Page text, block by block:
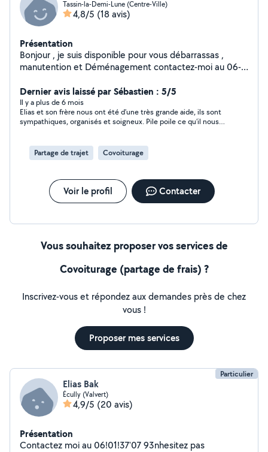
Tassin-la-Demi-Lune (Centre-Ville)
4,8/5 (18 avis)
Présentation
Bonjour , je suis disponible pour vous débarrassas ,
manutention et Déménagement contactez-moi au 06-
Dernier avis laissé par Sébastien : 5/5
Il y a plus de 6 mois
Elias et son frère nous ont été d’une très grande aide, ils sont
sympathiques, organisés et soigneux. Pile poile ce qu’il nous
Partage de trajet
Covoiturage
Voir le profil Contacter
Vous souhaitez proposer vos services de
Covoiturage (partage de frais) ?
Inscrivez-vous et répondez aux demandes près de chez
vous !
Proposer mes services
Particulier
Elias Bak
Écully (Valvert)
4,9/5 (20 avis)
Présentation
Contactez moi au 06!01!37'07 93nhesitez pas